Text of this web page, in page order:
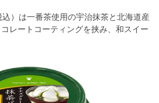
込）は一番茶使用の宇治抹茶と北海道産
レートコーティングを挟み、和スイー